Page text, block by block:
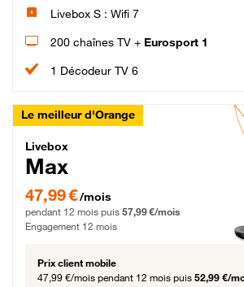
Livebox S : Wifi 7
200 chaînes TV + Eurosport 1
1 Décodeur TV 6
Le meilleur d'Orange
Livebox Max Fibre
Livebox
Max
47,99 € par mois pendant 12 mois puis 57,99 €
47,99 €/mois
pendant 12 mois puis 57,99 €/mois
Engagement 12 mois
Prix client mobile
47,99 €/mois pendant 12 mois puis 52,99 €/